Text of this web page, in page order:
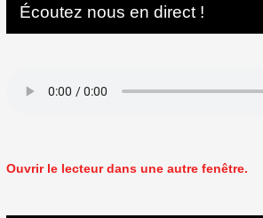
Écoutez nous en direct !
Ouvrir le lecteur dans une autre fenêtre.